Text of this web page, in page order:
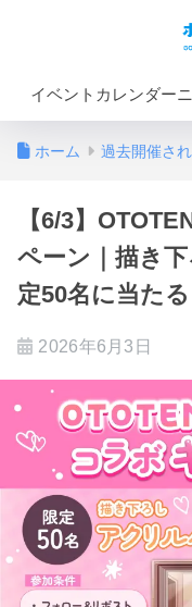
イベントカレンダー
ホーム 過去開催さ
【6/3】
ペーン｜描き
定50名に当たる
2026年6月3日